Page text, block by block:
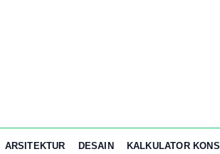
ARSITEKTUR DESAIN KALKULATOR